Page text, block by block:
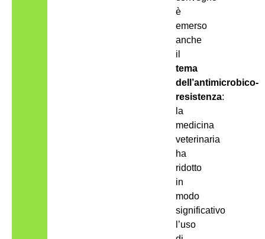
è
emerso
anche
il
tema
dell’antimicrobico-
resistenza:
la
medicina
veterinaria
ha
ridotto
in
modo
significativo
l’uso